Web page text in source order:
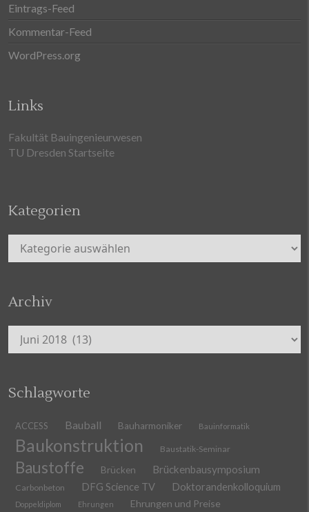
Eintrags-Feed
Kommentar-Feed
WordPress.org
Links
Fakultät Bauingenieurwesen
TU Dresden Startseite
Kategorien
Kategorien
Archiv
Archiv
Schlagworte
ACCESS Bauball Bauharmoniker Bauinformatik
Baukonstruktion Baustatik-Seminar
Baustoffe Brücken Brückenbausymposium
Carbonbeton DFG Science TV Doktorandenkolloquium
Doppeldiplom Ehrungen Ehrungen und Preise